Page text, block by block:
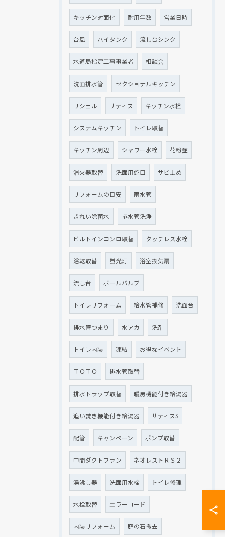
キッチン対面化 耐用年数 営業日時
台風 ハイタンク 流し台シンク
水道局指定工事事業者 相談会
洗面排水管 セクショナルキッチン
リシェル サティス キッチン水栓
システムキッチン トイレ取替
キッチン周辺 シャワー水栓 花粉症
消火器取替 洗面用蛇口 サビ止め
リフォームの目安 雨水管
きれい除菌水 排水管洗浄
ビルトインコンロ取替 タッチレス水栓
浴乾取替 蛍光灯 浴室換気扇
流し台 ボールバルブ
トイレリフォーム 給水管補修 洗面台
排水管つまり 水アカ 洗剤
トイレ内装 凍結 お得なイベント
ＴＯＴＯ 排水管取替
排水トラップ取替 暖房機能付き給湯器
追い焚き機能付き給湯器 サティスS
配管 キャンペーン ポンプ取替
中間ダクトファン ネオレストＲＳ２
湯沸し器 洗面用水栓 トイレ修理
水栓取替 エラーコード
内装リフォーム 庭の石撤去